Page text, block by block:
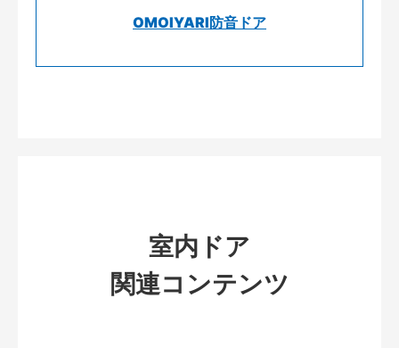
OMOIYARI防音ドア
室内ドア
関連コンテンツ